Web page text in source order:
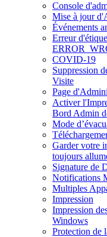
Console
Mise à jour
Événements
Erreur
COVID-19
Suppression
Visite
Page
Activer
Bord Admin
Mode
Garder votre
toujours
Signature de
Notifications
Multiples
Impression
Impression
Windows
Protection de